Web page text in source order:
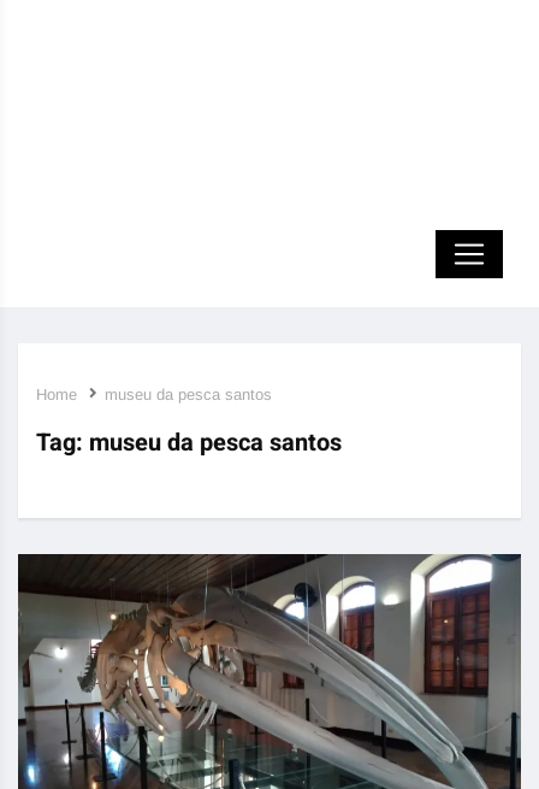
Home museu da pesca santos
Tag: museu da pesca santos